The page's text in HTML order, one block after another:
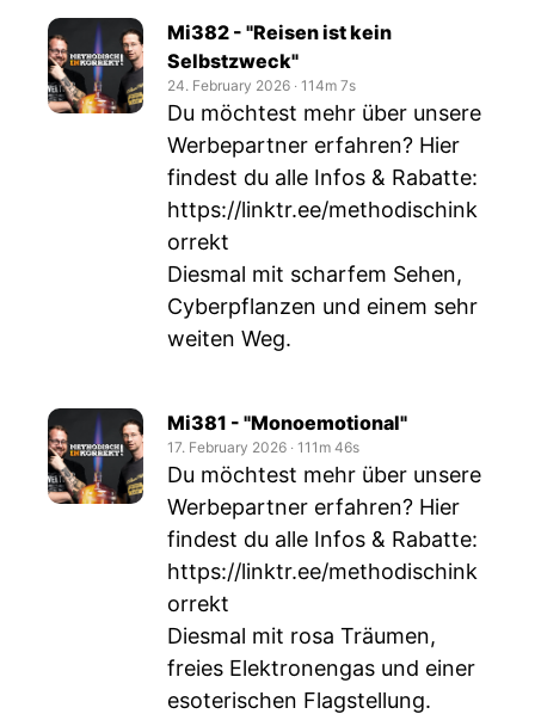
Mi382 - "Reisen ist kein
Selbstzweck"
24. February 2026 ‧ 114m 7s
Du möchtest mehr über unsere
Werbepartner erfahren? Hier
findest du alle Infos & Rabatte:
https://linktr.ee/methodischink
orrekt
Diesmal mit scharfem Sehen,
Cyberpflanzen und einem sehr
weiten Weg.
Mi381 - "Monoemotional"
17. February 2026 ‧ 111m 46s
Du möchtest mehr über unsere
Werbepartner erfahren? Hier
findest du alle Infos & Rabatte:
https://linktr.ee/methodischink
orrekt
Diesmal mit rosa Träumen,
freies Elektronengas und einer
esoterischen Flagstellung.